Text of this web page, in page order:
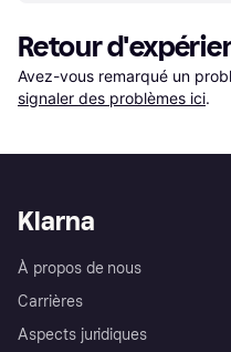
Retour
Avez-vous remarqué un
signaler des problèmes ici.
Klarna
À propos de nous
Carrières
Aspects juridiques